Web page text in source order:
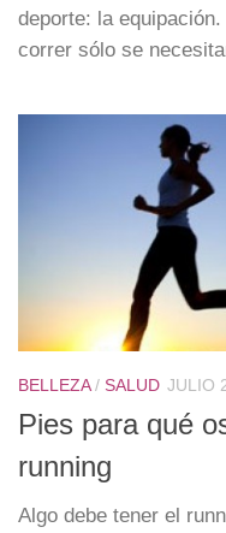
deporte: la
correr sólo se
BELLEZA/ SALUD JULIO
Pies para qué
running
Algo debe tener el